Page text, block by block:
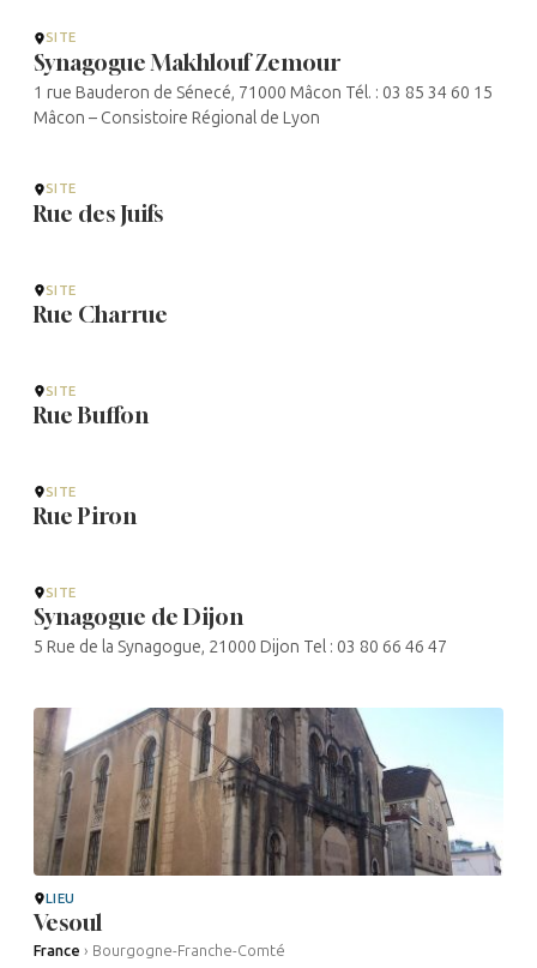
SITE
Synagogue Makhlouf Zemour
1 rue Bauderon de Sénecé, 71000 Mâcon Tél. : 03 85 34 60 15
Mâcon – Consistoire Régional de Lyon
SITE
Rue des Juifs
SITE
Rue Charrue
SITE
Rue Buffon
SITE
Rue Piron
SITE
Synagogue de Dijon
5 Rue de la Synagogue, 21000 Dijon Tel : 03 80 66 46 47
LIEU
Vesoul
France › Bourgogne-Franche-Comté